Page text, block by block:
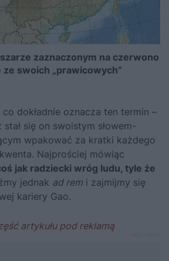
zaznaczonym na czerwono
ze swoich „prawicowych”
dokładnie oznacza ten termin –
stał się on swoistym słowem-
wpakować za kratki każdego
Najprościej mówiąc
jak radziecki wróg ludu, tyle że
jednak ad rem i zajmijmy się
kariery Gao.